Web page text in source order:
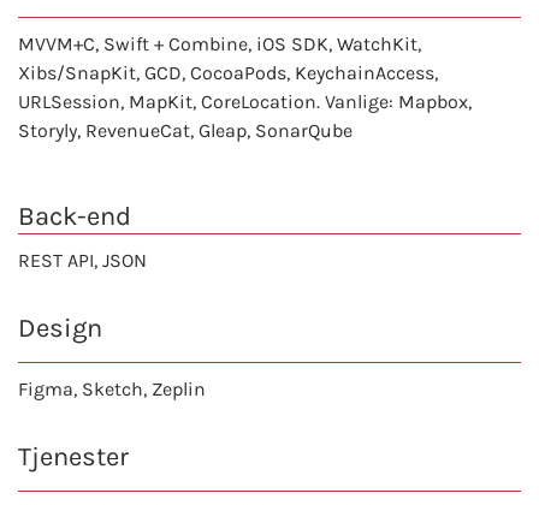
MVVM+C, Swift + Combine, iOS SDK, WatchKit,
Xibs/SnapKit, GCD, CocoaPods, KeychainAccess,
URLSession, MapKit, CoreLocation. Vanlige: Mapbox,
Storyly, RevenueCat, Gleap, SonarQube
Back-end
REST API, JSON
Design
Figma, Sketch, Zeplin
Tjenester